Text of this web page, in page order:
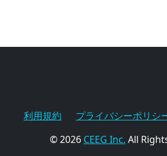
利用規約 プライバシーポリシ
© 2026 CEEG Inc. All